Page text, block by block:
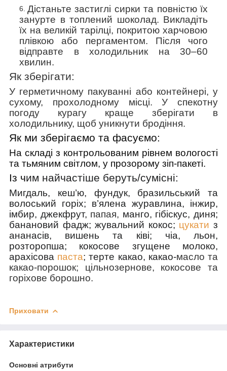
Дістаньте застиглі сирки та повністюїх
занурте в топлений шоколад. Викладіть
їх на великій тарілці, покритою харчовою
плівкою або пергаментом. Після чого
відправте в холодильник на 30–60
хвилин.
Як зберігати:
У герметичному пакуванні або контейнері, у
сухому, прохолодному місці. У спекотну
погоду курагу краще зберігати в
холодильнику, щоб уникнути бродіння.
Як ми зберігаємо та фасуємо:
На складі з контрольованим рівнем вологості
та тьмяним світлом, у прозорому зіп-пакеті.
Із чим найчастіше беруть/cумісні:
Мигдаль, кеш’ю, фундук, бразильський та
волоський горіх; в’ялена журавлина, інжир,
імбир, джекфрут, папая, манго, гібіскус, диня;
банановий фадж; жувальний кокос; цукати з
ананасів, вишень та ківі; чіа, льон,
розторопша; кокосове згущене молоко,
арахісова паста; терте какао, какао-масло та
какао-порошок; цільнозернове, кокосове та
горіхове борошно.
Приховати
Характеристики
Основні атрибути